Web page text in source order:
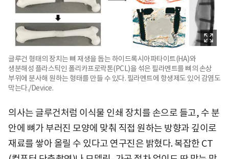
글루건 형태의 장치는 뼈 재생을 돕는 하이드록시아파타이트(HA)와
생분해성 플라스틱인 폴리카프로락톤(PCL)을 섞은 필라멘트를 뼈의 손상
부위에 분사해 원하는 형태를 만들 수 있다. 필라멘트에 항생제도 있어 감염도
막는다./Device.
의사는 글루건처럼 이식물 인쇄 장치를 손으로 들고, 수 분
안에 뼈가 부러진 모양에 맞춰 직접 원하는 방향과 깊이로
재료를 쌓아 올릴 수 있다고 연구진은 밝혔다. 복잡한 CT